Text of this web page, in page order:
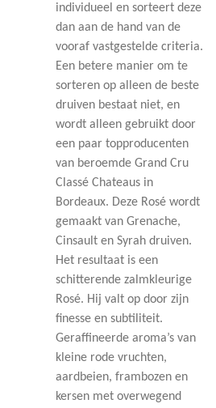
individueel en sorteert deze
dan aan de hand van de
vooraf vastgestelde criteria.
Een betere manier om te
sorteren op alleen de beste
druiven bestaat niet, en
wordt alleen gebruikt door
een paar topproducenten
van beroemde Grand Cru
Classé Chateaus in
Bordeaux. Deze Rosé wordt
gemaakt van Grenache,
Cinsault en Syrah druiven.
Het resultaat is een
schitterende zalmkleurige
Rosé. Hij valt op door zijn
finesse en subtiliteit.
Geraffineerde aroma’s van
kleine rode vruchten,
aardbeien, frambozen en
kersen met overwegend